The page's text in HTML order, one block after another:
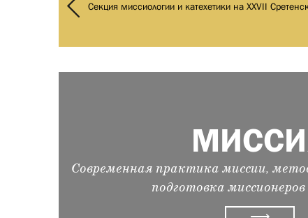
Секция миссиологии и катехетики на XXVII
Современная практика миссии,
подготовка